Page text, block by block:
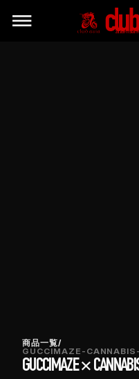
商品一覧/
GUCCIMAZE-
GUCCIMAZE ×